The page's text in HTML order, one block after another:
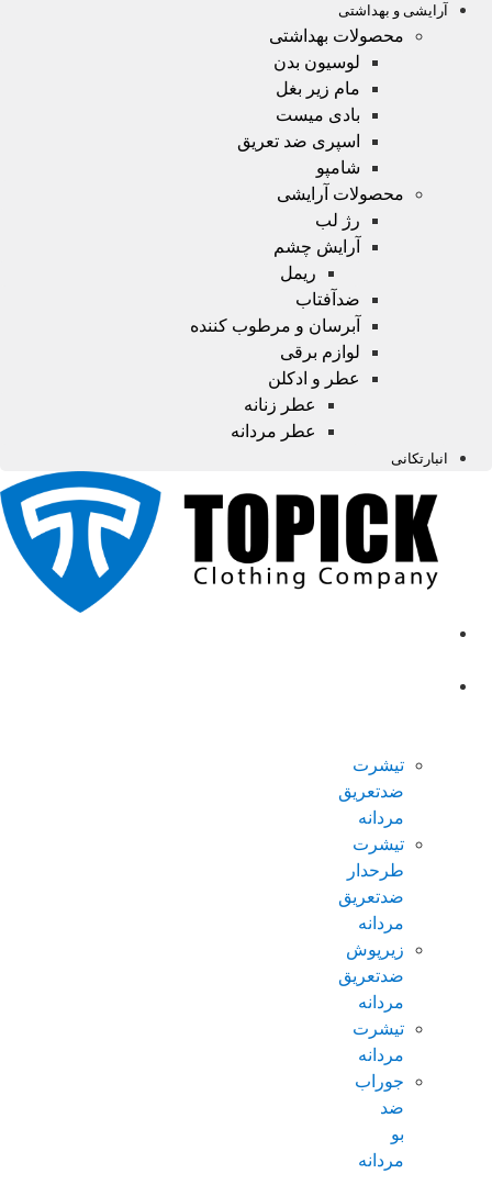
آرایشی و بهداشتی
محصولات بهداشتی
لوسیون بدن
مام زیر بغل
بادی میست
اسپری ضد تعریق
شامپو
محصولات آرایشی
رژ لب
آرایش چشم
ریمل
ضدآفتاب
آبرسان و مرطوب کننده
لوازم برقی
عطر و ادکلن
عطر زنانه
عطر مردانه
انبارتکانی
تیشرت
ضدتعریق
مردانه
تیشرت
طرحدار
ضدتعریق
مردانه
زیرپوش
ضدتعریق
مردانه
تیشرت
مردانه
جوراب
ضد
بو
مردانه